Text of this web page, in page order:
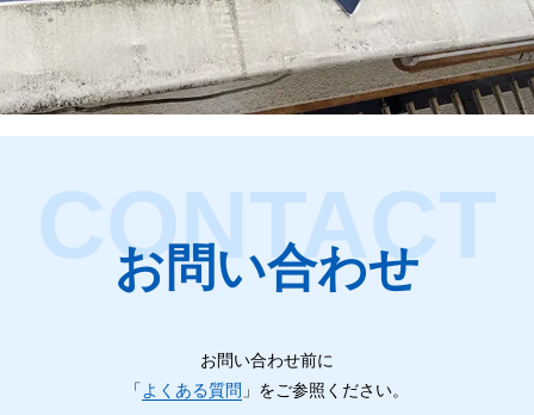
お問い合わせ
お問い合わせ前に
「よくある質問 」をご参照ください。